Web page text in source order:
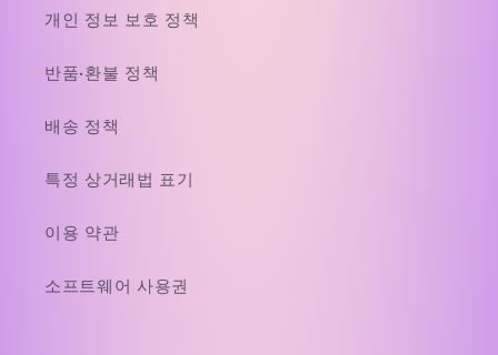
개인 정보 보호 정책
반품·환불 정책
배송 정책
특정 상거래법 표기
이용 약관
소프트웨어 사용권